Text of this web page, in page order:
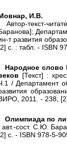
И.В.
Автор-текст-
т развития
с. : табл. - ISBN
Народное слово
[Текст] :
/ Департамент
2011. - 238,
Олимпиада по
авт.-сост. С.Ю.
с. - ISBN 978-5-